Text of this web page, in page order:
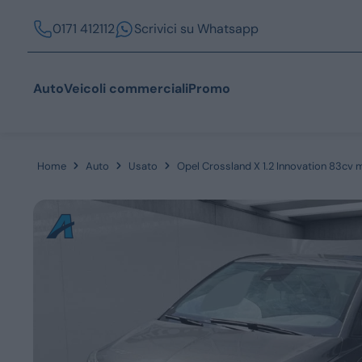
0171 412112 Scrivici su Whatsapp
AutoVeicoli commercialiPromo
Acquista
Home Auto Usato Opel Crossland X 1.2 Innovation 83cv